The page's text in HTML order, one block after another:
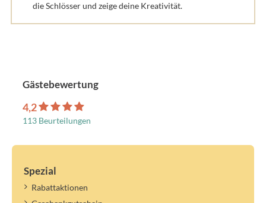
die Schlösser und zeige deine Kreativität.
Gästebewertung
4,2
113 Beurteilungen
Spezial
Rabattaktionen